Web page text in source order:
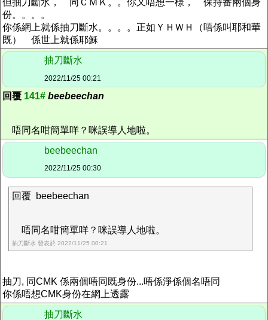
但抽刀斷水， 同ＣＭＫ。。你又唔想一様， 保持番兩個身
份。。。。
你係網上就係抽刀斷水。。。。正如ＹＨＷＨ（唔係叫耶和華
既） 係世上就係耶穌
抽刀斷水
2022/11/25 00:21
回覆 141# beebeechan
唔同名咁簡單咩？咪誤導人地啦。
beebeechan
2022/11/25 00:30
回覆 beebeechan
唔同名咁簡單咩？咪誤導人地啦。
抽刀斷水 發表於 2022/11/25 00:21
抽刀, 同CMK 係兩個唔同既身份...唔係淨係個名唔同
你係唔想CMK身份在網上透露
抽刀斷水